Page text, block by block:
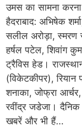
उमस का सामना
हैदराबाद: अभिषेक
सलील अरोड़ा, स्मरण
हर्षल पटेल, शिवांग
ट्रैविस हेड।
(विकेटकीपर), रियान
शनाका, जोफ्रा
रवींद्र जडेजा।
खबरें और भी हैं…